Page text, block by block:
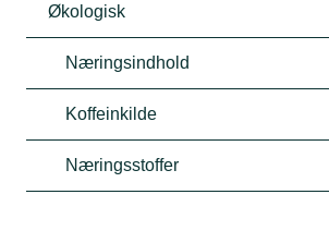
Økologisk
Næringsindhold
Koffeinkilde
Næringsstoffer